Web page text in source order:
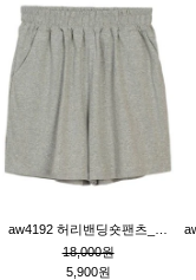
18,000원
5,900원